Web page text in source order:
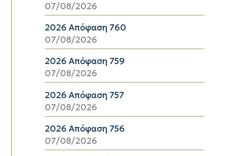
07/08/2026
2026 Απόφαση 760
07/08/2026
2026 Απόφαση 759
07/08/2026
2026 Απόφαση 757
07/08/2026
2026 Απόφαση 756
07/08/2026